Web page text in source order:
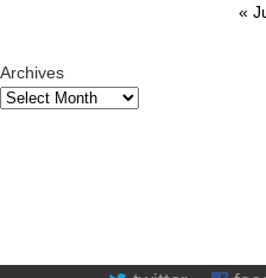
«
Archives